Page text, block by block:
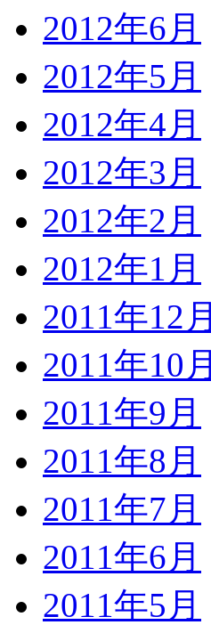
2012年6月
2012年5月
2012年4月
2012年3月
2012年2月
2012年1月
2011年12月
2011年10月
2011年9月
2011年8月
2011年7月
2011年6月
2011年5月